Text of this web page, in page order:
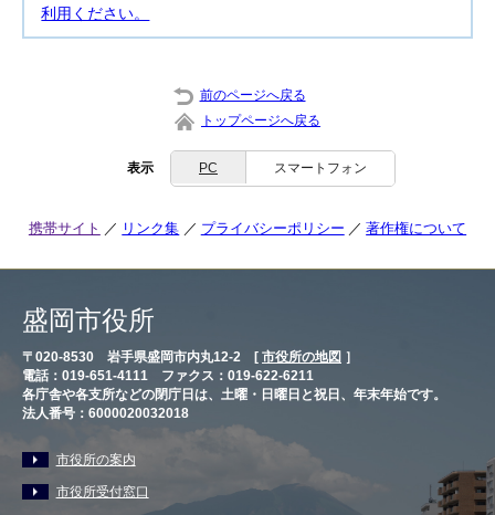
利用ください。
前のページへ戻る
トップページへ戻る
表示 PC スマートフォン
携帯サイト リンク集 プライバシーポリシー 著作権について
盛岡市役所
〒020-8530 岩手県盛岡市内丸12-2 [ 市役所の地図 ］
電話：019-651-4111 ファクス：019-622-6211
各庁舎や各支所などの閉庁日は、土曜・日曜日と祝日、年末年始です。
法人番号：6000020032018
市役所の案内
市役所受付窓口